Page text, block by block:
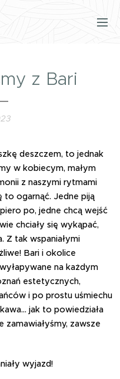
z Bari
deszczem, to jednak
w kobiecym, małym
z naszymi rytmami
to ogarnąć. Jedne piją
po, jedne chcą wejść
chciały się wykąpać,
Z tak wspaniałymi
Bari i okolice
na każdym
estetycznych,
i po prostu uśmiechu
jak to powiedziała
zamawiałyśmy, zawsze
wyjazd!